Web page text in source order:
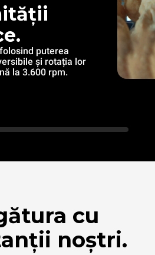
puterea
și rotația lor
la 3.600 rpm.
cu
noștri.